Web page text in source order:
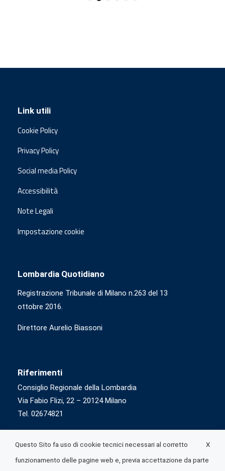
Link utili
Cookie Policy
Privacy Policy
Social media Policy
Accessibilità
Note Legali
Impostazione cookie
Lombardia Quotidiano
Registrazione Tribunale di Milano n.263 del 13
ottobre 2016.
Direttore Aurelio Biassoni
Riferimenti
Consiglio Regionale della Lombardia
Via Fabio Flizi, 22 – 20124 Milano
Tel. 02674821
X
Questo Sito fa uso di cookie tecnici necessari al corretto
funzionamento delle pagine web e, previa accettazione da parte